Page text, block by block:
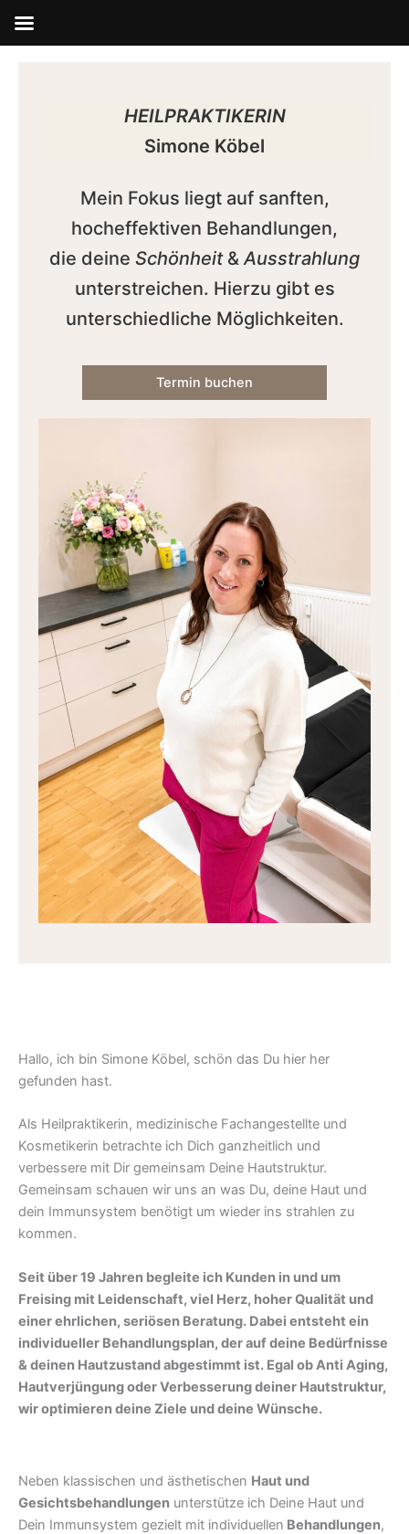
HEILPRAKTIKERIN
Simone Köbel
Mein Fokus liegt auf sanften,
hocheffektiven Behandlungen,
die deine Schönheit&Ausstrahlung
unterstreichen. Hierzu gibt es
unterschiedliche Möglichkeiten.
Termin buchen
Hallo, ich bin Simone Köbel, schön das Du hier her
gefunden hast.
Als Heilpraktikerin, medizinische Fachangestellte und
Kosmetikerin betrachte ich Dich ganzheitlich und
verbessere mit Dir gemeinsam Deine Hautstruktur.
Gemeinsam schauen wir uns an was Du, deine Haut und
dein Immunsystem benötigt um wieder ins strahlen zu
kommen.
Seit über 19 Jahren begleite ich Kunden in und um
Freising mit Leidenschaft, viel Herz, hoher Qualität und
einer ehrlichen, seriösen Beratung. Dabei entsteht ein
individueller Behandlungsplan, der auf deine Bedürfnisse
& deinen Hautzustand abgestimmt ist. Egal ob Anti Aging,
Hautverjüngung oder Verbesserung deiner Hautstruktur,
wir optimieren deine Ziele und deine Wünsche.
Neben klassischen und ästhetischen Haut und
Gesichtsbehandlungen unterstütze ich Deine Haut und
Dein Immunsystem gezielt mit individuellen Behandlungen,